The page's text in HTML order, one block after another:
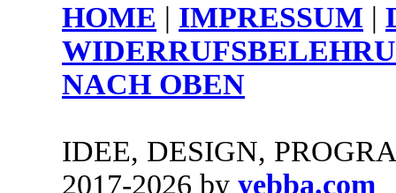
HOME | IMPRESSUM |
NACH OBEN
IDEE, DESIGN,
2017-2026 by yebba.com